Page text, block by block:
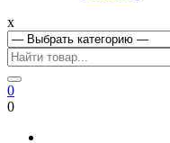
x
0
0